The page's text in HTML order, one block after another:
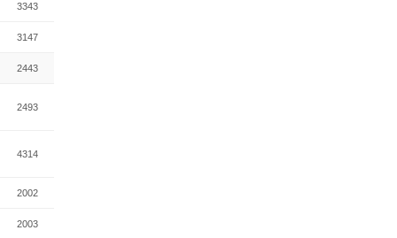
3343
3147
2443
2493
4314
2002
2003